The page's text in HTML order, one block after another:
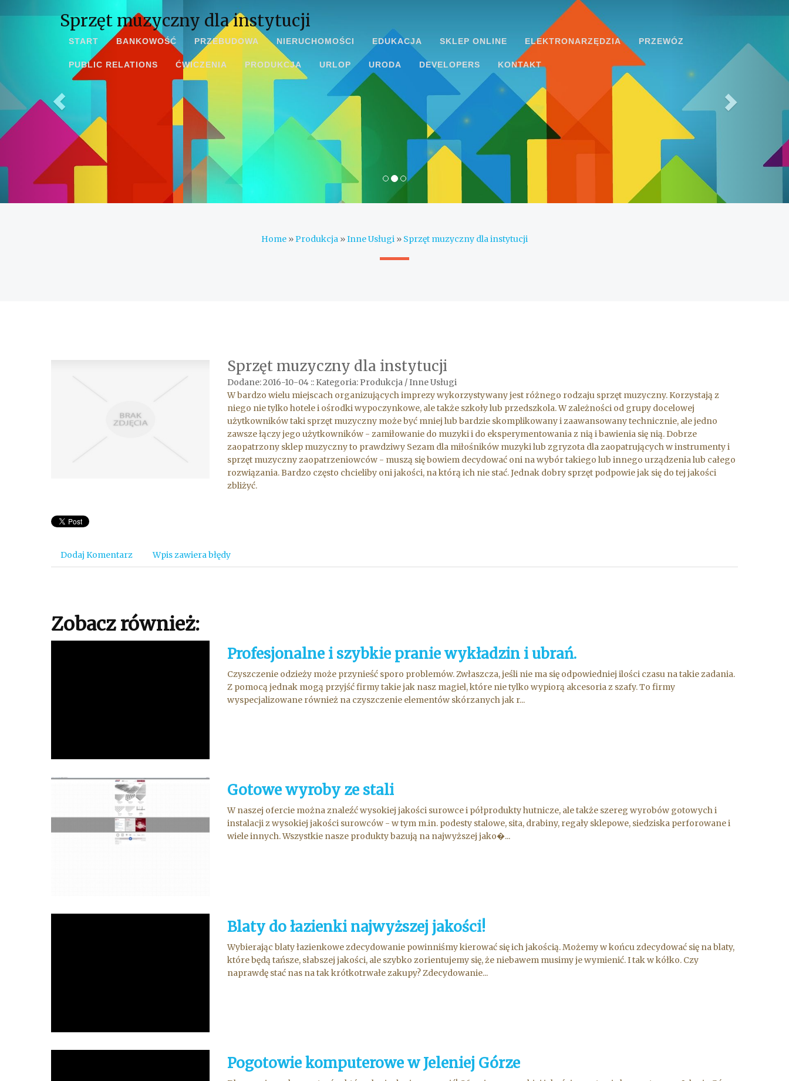
Sprzęt muzyczny dla instytucji
START BANKOWOŚĆ PRZEBUDOWA NIERUCHOMOŚCI EDUKACJA SKLEP ONLINE ELEKTRONARZĘDZIA PRZEWÓZ
PUBLIC RELATIONS ĆWICZENIA PRODUKCJA URLOP URODA DEVELOPERS KONTAKT
Home »Produkcja »Inne Usługi » Sprzęt muzyczny dla instytucji
Sprzęt muzyczny dla instytucji
Dodane: 2016-10-04 :: Kategoria: Produkcja / Inne Usługi
W bardzo wielu miejscach organizujących imprezy wykorzystywany jest różnego rodzaju sprzęt muzyczny. Korzystają z
niego nie tylko hotele i ośrodki wypoczynkowe, ale także szkoły lub przedszkola. W zależności od grupy docelowej
użytkowników taki sprzęt muzyczny może być mniej lub bardzie skomplikowany i zaawansowany technicznie, ale jedno
zawsze łączy jego użytkowników - zamiłowanie do muzyki i do eksperymentowania z nią i bawienia się nią. Dobrze
zaopatrzony sklep muzyczny to prawdziwy Sezam dla miłośników muzyki lub zgryzota dla zaopatrujących w instrumenty i
sprzęt muzyczny zaopatrzeniowców - muszą się bowiem decydować oni na wybór takiego lub innego urządzenia lub całego
rozwiązania. Bardzo często chcieliby oni jakości, na którą ich nie stać. Jednak dobry sprzęt podpowie jak się do tej jakości
zbliżyć.
Dodaj Komentarz Wpis zawiera błędy
Zobacz również:
Profesjonalne i szybkie pranie wykładzin i ubrań.
Czyszczenie odzieży może przynieść sporo problemów. Zwłaszcza, jeśli nie ma się odpowiedniej ilości czasu na takie zadania.
Z pomocą jednak mogą przyjść firmy takie jak nasz magiel, które nie tylko wypiorą akcesoria z szafy. To firmy
wyspecjalizowane również na czyszczenie elementów skórzanych jak r...
Gotowe wyroby ze stali
W naszej ofercie można znaleźć wysokiej jakości surowce i półprodukty hutnicze, ale także szereg wyrobów gotowych i
instalacji z wysokiej jakości surowców - w tym m.in. podesty stalowe, sita, drabiny, regały sklepowe, siedziska perforowane i
wiele innych. Wszystkie nasze produkty bazują na najwyższej jako�...
Blaty do łazienki najwyższej jakości!
Wybierając blaty łazienkowe zdecydowanie powinniśmy kierować się ich jakością. Możemy w końcu zdecydować się na blaty,
które będą tańsze, słabszej jakości, ale szybko zorientujemy się, że niebawem musimy je wymienić. I tak w kółko. Czy
naprawdę stać nas na tak krótkotrwałe zakupy? Zdecydowanie...
Pogotowie komputerowe w Jeleniej Górze